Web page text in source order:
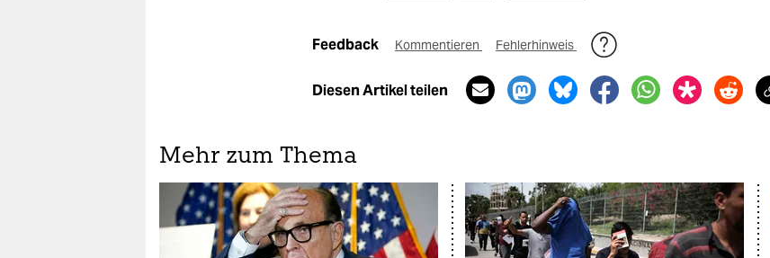
Feedback Kommentieren Fehlerhinweis
Diesen Artikel teilen
Mehr zum Thema